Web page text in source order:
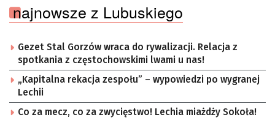
najnowsze z Lubuskiego
Gezet Stal Gorzów wraca do rywalizacji. Relacja z
spotkania z częstochowskimi lwami u nas!
„Kapitalna rekacja zespołu” – wypowiedzi po wygranej
Lechii
Co za mecz, co za zwycięstwo! Lechia miażdży Sokoła!